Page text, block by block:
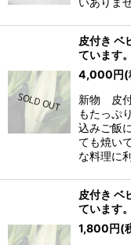
皮付き
ています
4,000円(
新物 皮
もたっぷ
込みご飯
ても焼い
な料理に
皮付き
ています
1,800円(